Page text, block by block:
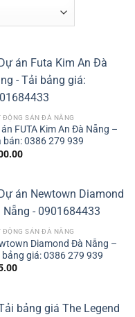
ĐỘNG SẢN ĐÀ NẴNG
án FUTA Kim An Đà Nẵng –
bán: 0386 279 939
ĐỘNG SẢN ĐÀ NẴNG
Diamond Đà Nẵng –
bảng giá: 0386 279 939